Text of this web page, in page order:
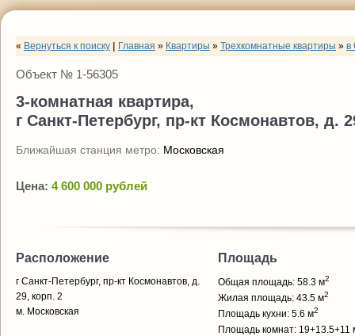
« Вернуться к поиску Главная » Квартиры » Трехкомнатные квартиры » в
Объект № 1-56305
3-комнатная квартира,
г Санкт-Петербург, пр-кт Космонавтов, д.
Ближайшая станция метро: Московская
Цена: 4 600 000 рублей
Расположение
г Санкт-Петербург, пр-кт Космонавтов, д.
29, корп. 2
м. Московская
Площадь
Общая площадь: 58.3 м2
Жилая площадь: 43.5 м2
Площадь кухни: 5.6 м2
Площадь комнат: 19+13.5+11